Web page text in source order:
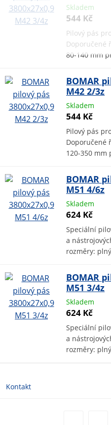
Skladem
544 Kč
Pilový pás
Doporučené
80-140 mm
BOMAR
M42 2/3z
Skladem
544 Kč
Pilový pás
Doporučené
120-350
BOMAR
M51 4/6z
Skladem
624 Kč
Speciální
a
rozměry:
BOMAR
M51 3/4z
Skladem
624 Kč
Speciální
a
rozměry:
Kontakt